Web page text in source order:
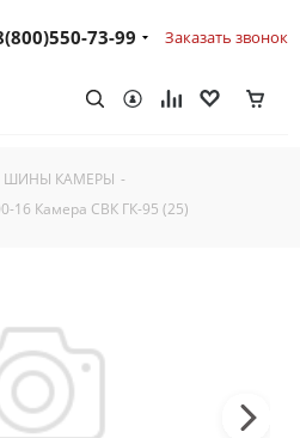
73-99 Заказать звонок
ШИНЫ КАМЕРЫ -
16 Камера СВК ГК-95 (25)